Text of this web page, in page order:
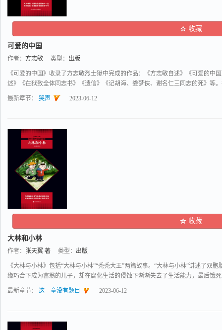
收藏
可爱的中国
作者： 方志敏 类型： 出版
《可爱的中国》收录了方志敏烈士狱中完成的作品：《方志敏自述》《可爱的中
述》《在狱致全体同志书》《遗信》《记胡海、娄梦侠、谢名仁三同志的死》等
最新章节： 哭声 2023-06-12
收藏
大林和小林
作者： 张天翼 著 类型： 出版
《大林与小林》包括“大林与小林”“秃秃大王”两篇故事。“大林与小林”讲述了双
缘巧合下成为富翁的儿子，却在腐化生活的侵蚀下渐渐失去了生活能力，最后饿
最新章节： 这一章没有题目 2023-06-12